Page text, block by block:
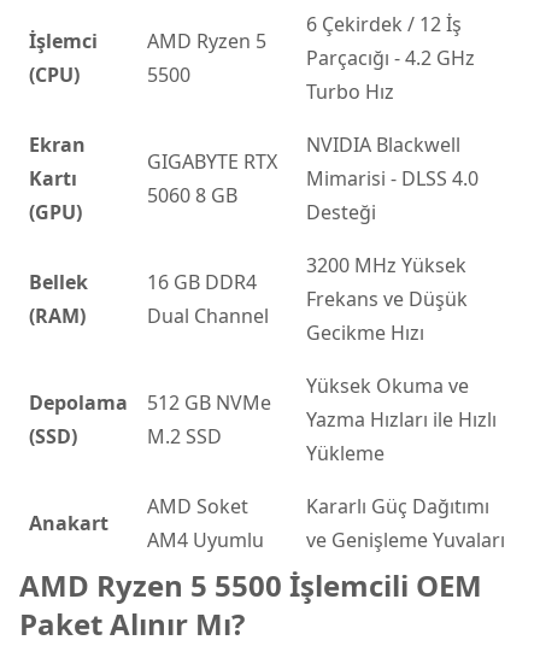
İşlemci
(CPU)
AMD Ryzen 5
5500
6 Çekirdek / 12 İş
Parçacığı - 4.2 GHz
Turbo Hız
Ekran
Kartı
(GPU)
GIGABYTE RTX
5060 8 GB
NVIDIA Blackwell
Mimarisi - DLSS 4.0
Desteği
Bellek
(RAM)
16 GB DDR4
Dual Channel
3200 MHz Yüksek
Frekans ve Düşük
Gecikme Hızı
Depolama
(SSD)
512 GB NVMe
M.2 SSD
Yüksek Okuma ve
Yazma Hızları ile Hızlı
Yükleme
Anakart
AMD Soket
AM4 Uyumlu
Kararlı Güç Dağıtımı
ve Genişleme Yuvaları
AMD Ryzen 5 5500 İşlemcili OEM
Paket Alınır Mı?